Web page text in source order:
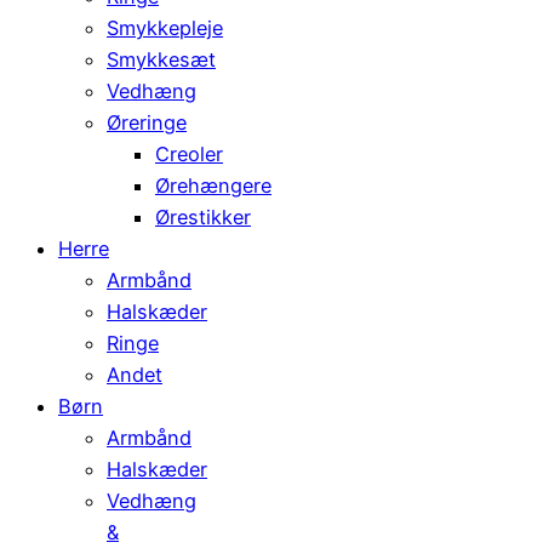
Smykkepleje
Smykkesæt
Vedhæng
Øreringe
Creoler
Ørehængere
Ørestikker
Herre
Armbånd
Halskæder
Ringe
Andet
Børn
Armbånd
Halskæder
Vedhæng
&